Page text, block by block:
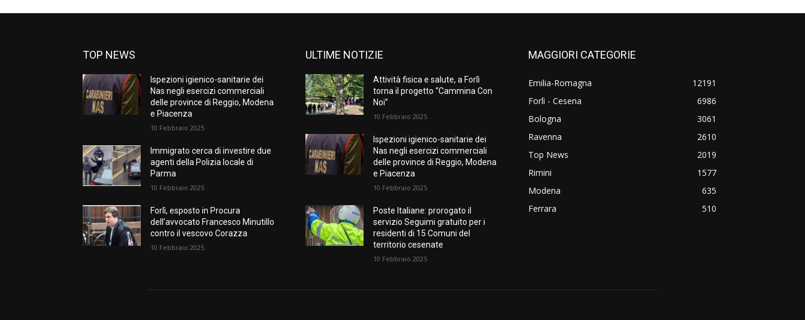
TOP NEWS
Ispezioni igienico-sanitarie dei
Nas negli esercizi commerciali
delle province di Reggio, Modena
e Piacenza
10 Febbraio 2025
Immigrato cerca di investire due
agenti della Polizia locale di
Parma
10 Febbraio 2025
Forlì, esposto in Procura
dell’avvocato Francesco Minutillo
contro il vescovo Corazza
10 Febbraio 2025
ULTIME NOTIZIE
Attività fisica e salute, a Forlì
torna il progetto “Cammina Con
Noi”
10 Febbraio 2025
Ispezioni igienico-sanitarie dei
Nas negli esercizi commerciali
delle province di Reggio, Modena
e Piacenza
10 Febbraio 2025
Poste Italiane: prorogato il
servizio Seguimi gratuito per i
residenti di 15 Comuni del
territorio cesenate
10 Febbraio 2025
MAGGIORI CATEGORIE
Emilia-Romagna
12191
Forlì - Cesena
6986
Bologna
3061
Ravenna
2610
Top News
2019
Rimini
1577
Modena
635
Ferrara
510